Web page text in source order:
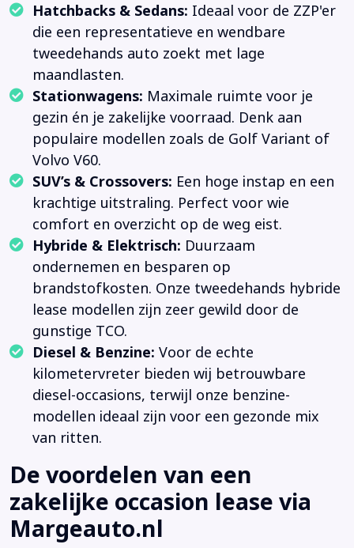
Hatchbacks & Sedans: Ideaal voor de ZZP'er
die een representatieve en wendbare
tweedehands auto zoekt met lage
maandlasten.
Stationwagens: Maximale ruimte voor je
gezin én je zakelijke voorraad. Denk aan
populaire modellen zoals de Golf Variant of
Volvo V60.
SUV’s & Crossovers: Een hoge instap en een
krachtige uitstraling. Perfect voor wie
comfort en overzicht op de weg eist.
Hybride & Elektrisch: Duurzaam
ondernemen en besparen op
brandstofkosten. Onze tweedehands hybride
lease modellen zijn zeer gewild door de
gunstige TCO.
Diesel & Benzine: Voor de echte
kilometervreter bieden wij betrouwbare
diesel-occasions, terwijl onze benzine-
modellen ideaal zijn voor een gezonde mix
van ritten.
De voordelen van een
zakelijke occasion lease via
Margeauto.nl